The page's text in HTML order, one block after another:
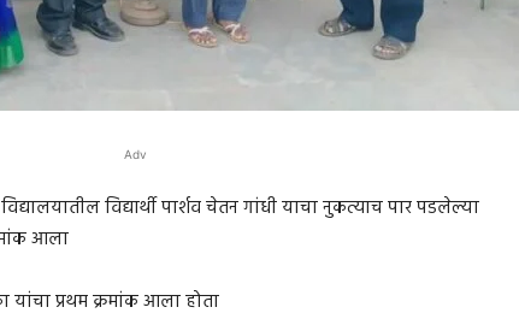
Adv
विद्यार्थी पार्शव चेतन गांधी याचा नुकत्याच पार पडलेल्या
आला
यांचा प्रथम क्रमांक आला होता